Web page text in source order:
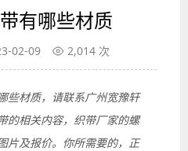
有哪些材质
02-09 2,014 次
些材质，请联系广州宽豫轩
的相关内容，织带厂家的螺
片及报价。你所需要的，正